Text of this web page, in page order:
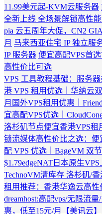
11.99美元起-KVM云服务器
全新上线 全场景解锁高性
pia 云五周年大促，CN2
月 马来西亚住宅 IP 独立服
IP 服务器 便宜高配VPS首
高性价比可选
VPS 工具教程基础：服务
港 VPS 租用优选｜华纳云
月 国外VPS租用优惠｜
宜高配VPS优选｜
洛杉矶节点便宜香港VPS租
锁流媒体高性价比之选：
配 VPS 优选｜BageVM 双
$1.79edgeNAT日本原生
TechnoVM清库存 洛杉矶/香
租用推荐：香港华逸云高性
dreamhost:高配vps/无限流
惠，低至15元/月【美讯云】